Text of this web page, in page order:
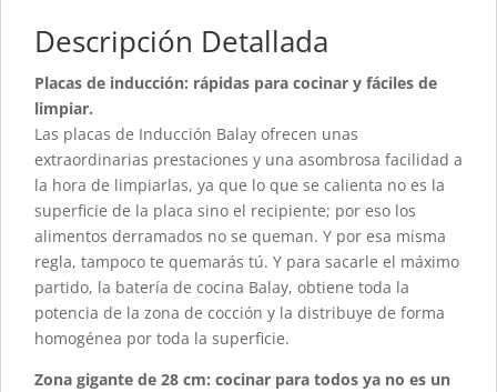
Descripción Detallada
Placas de inducción: rápidas para cocinar y fáciles de
limpiar.
Las placas de Inducción Balay ofrecen unas
extraordinarias prestaciones y una asombrosa facilidad a
la hora de limpiarlas, ya que lo que se calienta no es la
superficie de la placa sino el recipiente; por eso los
alimentos derramados no se queman. Y por esa misma
regla, tampoco te quemarás tú. Y para sacarle el máximo
partido, la batería de cocina Balay, obtiene toda la
potencia de la zona de cocción y la distribuye de forma
homogénea por toda la superficie.
Zona gigante de 28 cm: cocinar para todos ya no es un